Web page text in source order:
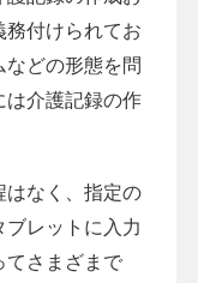
務付けられてお
などの形態を問
は介護記録の作
はなく、指定の
レットに入力
てさまざまで